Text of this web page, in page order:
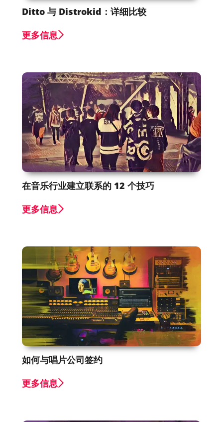
Ditto 与 Distrokid：详细比较
更多信息
在音乐行业建立联系的 12 个技巧
更多信息
如何与唱片公司签约
更多信息